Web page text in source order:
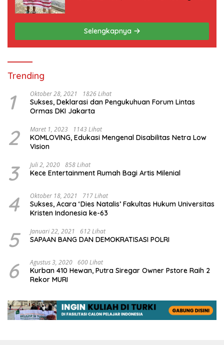
Selengkapnya
Trending
1 Oktober 28, 2021 1826 Lihat
Sukses, Deklarasi dan Pengukuhuan Forum Lintas
Ormas DKI Jakarta
2 Maret 1, 2023 1143 Lihat
KOMLOVING, Edukasi Mengenal Disabilitas Netra Low
Vision
3 Juli 2, 2020 858 Lihat
Kece Entertainment Rumah Bagi Artis Milenial
4 Oktober 18, 2021 717 Lihat
Sukses, Acara ‘Dies Natalis’ Fakultas Hukum Universitas
Kristen Indonesia ke-63
5 Januari 22, 2021 612 Lihat
SAPAAN BANG DAN DEMOKRATISASI POLRI
6 Agustus 3, 2020 600 Lihat
Kurban 410 Hewan, Putra Siregar Owner Pstore Raih 2
Rekor MURI